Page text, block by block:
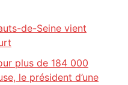
de-Seine vient
plus de 184 000
le président d’une